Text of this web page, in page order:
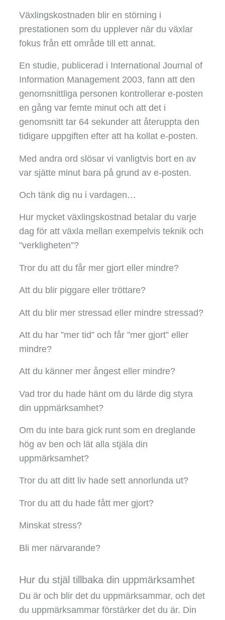
Växlingskostnaden blir en störning i
prestationen som du upplever när du växlar
fokus från ett område till ett annat.
En studie, publicerad i International Journal of
Information Management 2003, fann att den
genomsnittliga personen kontrollerar e-posten
en gång var femte minut och att det i
genomsnitt tar 64 sekunder att återuppta den
tidigare uppgiften efter att ha kollat e-posten.
Med andra ord slösar vi vanligtvis bort en av
var sjätte minut bara på grund av e-posten.
Och tänk dig nu i vardagen…
Hur mycket växlingskostnad betalar du varje
dag för att växla mellan exempelvis teknik och
”verkligheten”?
Tror du att du får mer gjort eller mindre?
Att du blir piggare eller tröttare?
Att du blir mer stressad eller mindre stressad?
Att du har ”mer tid” och får ”mer gjort” eller
mindre?
Att du känner mer ångest eller mindre?
Vad tror du hade hänt om du lärde dig styra
din uppmärksamhet?
Om du inte bara gick runt som en dreglande
hög av ben och lät alla stjäla din
uppmärksamhet?
Tror du att ditt liv hade sett annorlunda ut?
Tror du att du hade fått mer gjort?
Minskat stress?
Bli mer närvarande?
Hur du stjäl tillbaka din uppmärksamhet
Du är och blir det du uppmärksammar, och det
du uppmärksammar förstärker det du är. Din